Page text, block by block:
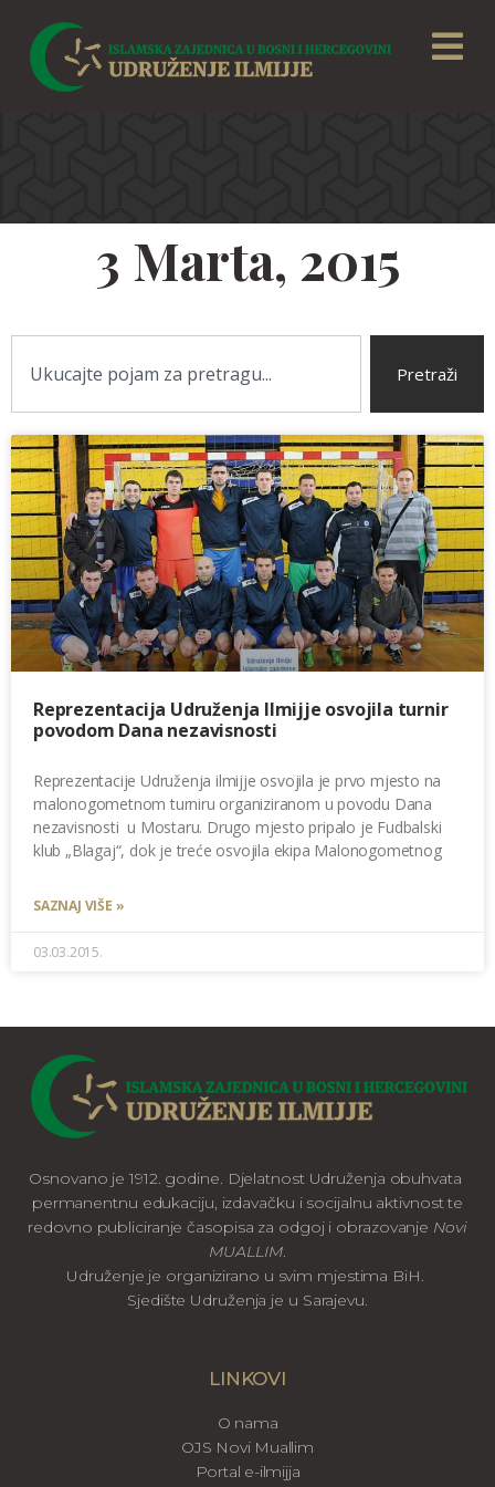
3 Marta, 2015
Pretraži
Reprezentacija Udruženja Ilmijje osvojila turnir
povodom Dana nezavisnosti
Reprezentacije Udruženja ilmijje osvojila je prvo mjesto na
malonogometnom turniru organiziranom u povodu Dana
nezavisnosti u Mostaru. Drugo mjesto pripalo je Fudbalski
klub „Blagaj“, dok je treće osvojila ekipa Malonogometnog
SAZNAJ VIŠE »
03.03.2015.
Osnovano je 1912. godine. Djelatnost Udruženja obuhvata
permanentnu edukaciju, izdavačku i socijalnu aktivnost te
redovno publiciranje časopisa za odgoj i obrazovanje Novi
MUALLIM.
Udruženje je organizirano u svim mjestima BiH.
Sjedište Udruženja je u Sarajevu.
LINKOVI
O nama
OJS Novi Muallim
Portal e-ilmijja